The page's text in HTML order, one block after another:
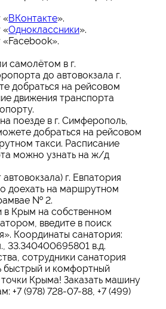
«ВКонтакте».
«Одноклассники».
самолётом в г.
до автовокзала г.
добраться на рейсовом
движения транспорта
поезде в г. Симферополь,
добраться на рейсовом
такси. Расписание
можно узнать на ж/д
г. Евпатория
доехать на маршрутном
№ 2.
в Крым на собственном
введите в поиск
Координаты санатория:
33.340400695801 в.д.
сотрудники санатория
быстрый и комфортный
Крыма! Заказать машину
+7 (978) 728-07-88, +7 (499)